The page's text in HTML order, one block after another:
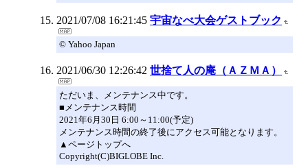
2021/07/08 16:21:45 宇宙なべ大会ゲストブック
© Yahoo Japan
2021/06/30 12:26:42 世捨て人の庵（ＡＺＭＡ）
ただいま、メンテナンス中です。
■メンテナンス時間
2021年6月30日 6:00～11:00(予定)
メンテナンス時間の終了後にアクセス可能となります。
▲ページトップへ
Copyright(C)BIGLOBE Inc.